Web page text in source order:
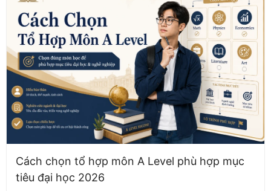
Cách chọn tổ hợp môn A Level phù hợp mục
tiêu đại học 2026